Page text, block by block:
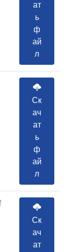
ат
ь
ф
ай
л
Ск
ач
ат
ь
ф
ай
л
Ск
ач
ат